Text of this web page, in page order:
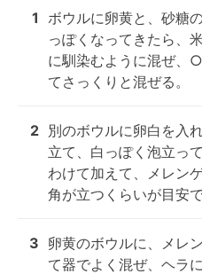
1 ボウルに卵黄と、砂糖
っぽくなってきたら、
に馴染むように混ぜ、
てさっくりと混ぜる。
2 別のボウルに卵白を入
立て、白っぽく泡立っ
わけて加えて、メレン
角が立つくらいが目安で
3 卵黄のボウルに、メレ
て器でよく混ぜ、ヘラ